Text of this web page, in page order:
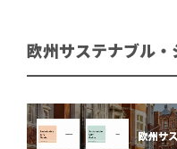
欧州サステナブル・